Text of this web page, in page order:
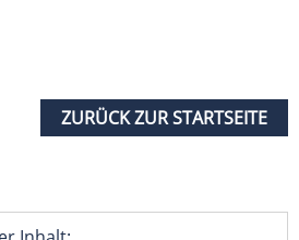
ZURÜCK ZUR STARTSEITE